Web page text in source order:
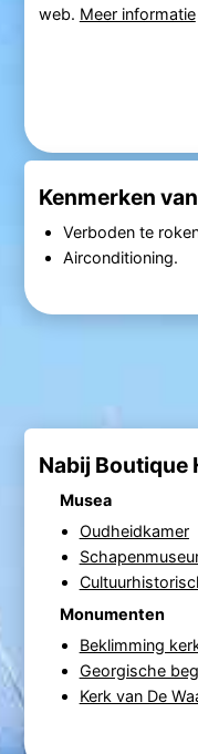
web. Meer informatie
Kenmerken
Verboden te
Airconditioning.
Nabij Boutique
Musea
Oudheidkamer
Monumenten
Beklimming
Georgische
Kerk van De